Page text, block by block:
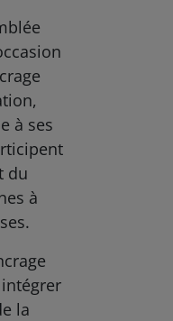
à ses
du
à
intégrer
la